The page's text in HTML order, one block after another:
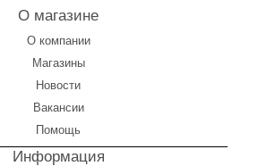
О магазине
О компании
Магазины
Новости
Вакансии
Помощь
Информация